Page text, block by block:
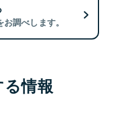
調べします。
情報